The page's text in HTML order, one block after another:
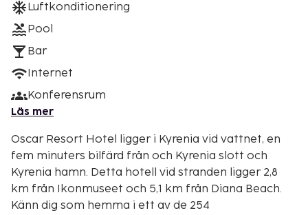
Luftkonditionering
Pool
Bar
Internet
Konferensrum
Läs mer
Oscar Resort Hotel ligger i Kyrenia vid vattnet, en
fem minuters bilfärd från och Kyrenia slott och
Kyrenia hamn. Detta hotell vid stranden ligger 2,8
km från Ikonmuseet och 5,1 km från Diana Beach.
Känn dig som hemma i ett av de 254